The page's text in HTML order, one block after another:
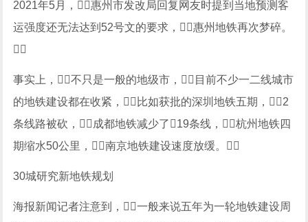
2021年5月，惠州市发改局回复网友时提到当地预测客
运强度还无法达到52号文的要求，惠州地铁再次梦碎。

事实上，不只是一般的地级市，目前不少一二线城市
的地铁建设都在收紧，比如获批的深圳地铁五期，2
条线路被砍，成都地铁减少了19条线，杭州地铁四
期缩水50公里，南京地铁建设速度放缓。
30城研究新地铁规划
海报新闻记者注意到，一般来说五年为一轮地铁建设周